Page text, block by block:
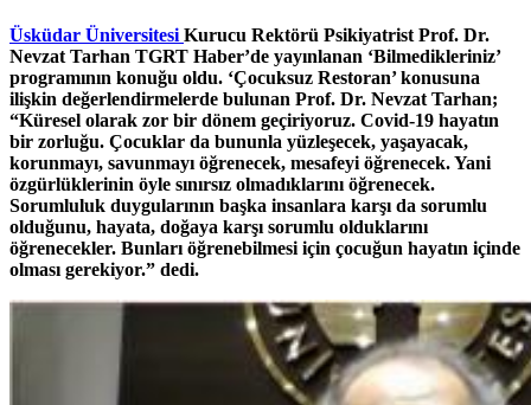
Üsküdar Üniversitesi Kurucu Rektörü Psikiyatrist Prof. Dr.
Nevzat Tarhan TGRT Haber’de yayınlanan ‘Bilmedikleriniz’
programının konuğu oldu. ‘Çocuksuz Restoran’ konusuna
ilişkin değerlendirmelerde bulunan Prof. Dr. Nevzat Tarhan;
“Küresel olarak zor bir dönem geçiriyoruz. Covid-19 hayatın
bir zorluğu. Çocuklar da bununla yüzleşecek, yaşayacak,
korunmayı, savunmayı öğrenecek, mesafeyi öğrenecek. Yani
özgürlüklerinin öyle sınırsız olmadıklarını öğrenecek.
Sorumluluk duygularının başka insanlara karşı da sorumlu
olduğunu, hayata, doğaya karşı sorumlu olduklarını
öğrenecekler. Bunları öğrenebilmesi için çocuğun hayatın içinde
olması gerekiyor.” dedi.